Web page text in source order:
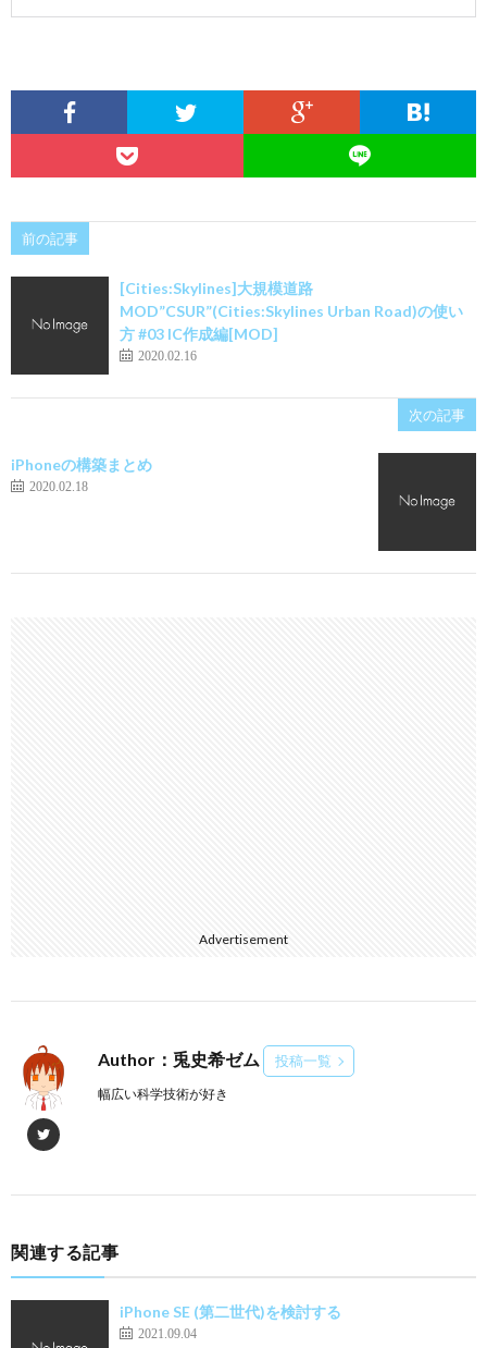
前の記事
[Cities:Skylines]大規模道路
MOD”CSUR”(Cities:Skylines Urban Road)の使い
方 #03 IC作成編[MOD]
2020.02.16
次の記事
iPhoneの構築まとめ
2020.02.18
Advertisement
Author：兎史希ゼム 投稿一覧
幅広い科学技術が好き
関連する記事
iPhone SE (第二世代)を検討する
2021.09.04